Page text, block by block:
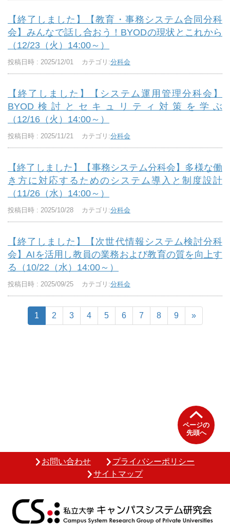
【終了しました】【教育・事務システム合同分科
会】みんなで話し合おう！BYODの現状とこれから
（12/23（火）14:00～）
投稿日時 : 2025/12/01 カテゴリ:分科会
【終了しました】【システム運用管理分科会】
BYOD検討とセキュリティ対策を学ぶ
（12/16（火）14:00～）
投稿日時 : 2025/11/21 カテゴリ:分科会
【終了しました】【事務システム分科会】多様な働
き方に対応するためのシステム導入と制度設計
（11/26（水）14:00～）
投稿日時 : 2025/10/28 カテゴリ:分科会
【終了しました】【次世代情報システム検討分科
会】AIを活用し教員の業務および教育の質を向上す
る（10/22（水）14:00～）
投稿日時 : 2025/09/25 カテゴリ:分科会
1 2 3 4 5 6 7 8 9 »
ページの
先頭へ
お問い合わせ
プライバシーポリシー
サイトマップ